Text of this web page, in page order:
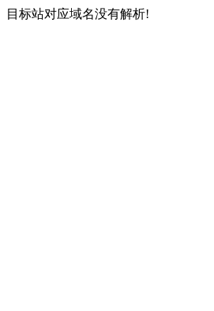
目标站对应域名没有解析!